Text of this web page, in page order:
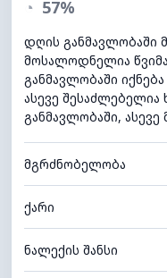
◔ 57%
დღის
მოსალოდნელია
განმავლობაში
ასევე შესაძლებელია
განმავლობაში,
მგრძნობელობა
ქარი
ნალექის შანსი